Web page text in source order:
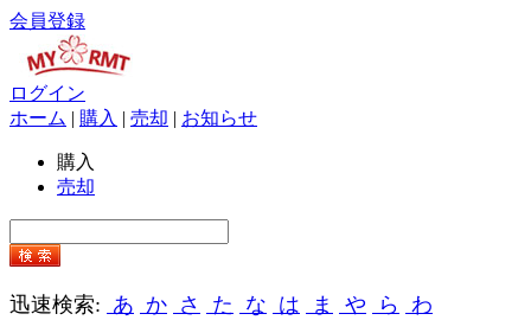
会員登録
ログイン
ホーム | 購入 | 売却 | お知らせ
購入
売却
迅速検索: あ か さ た な は ま や ら わ